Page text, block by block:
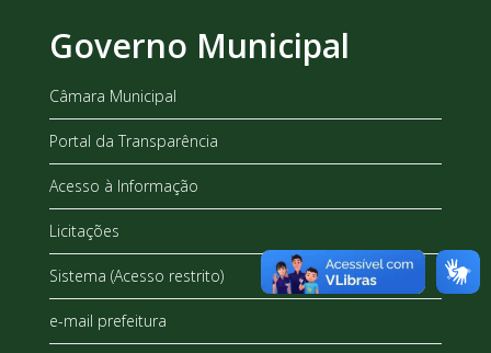
Governo Municipal
Câmara Municipal
Portal da Transparência
Acesso à Informação
Licitações
Sistema (Acesso restrito)
e-mail prefeitura